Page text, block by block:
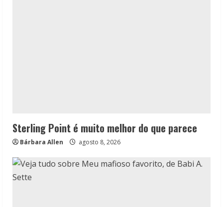
Sterling Point é muito melhor do que parece
Bárbara Allen agosto 8, 2026